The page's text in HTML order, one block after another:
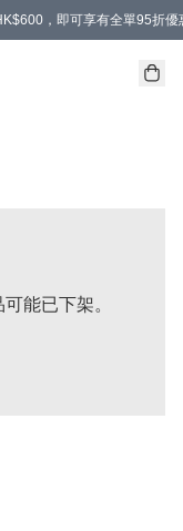
，即可享有全單95折優
HK$680(折扣後），可享有
能已下架。